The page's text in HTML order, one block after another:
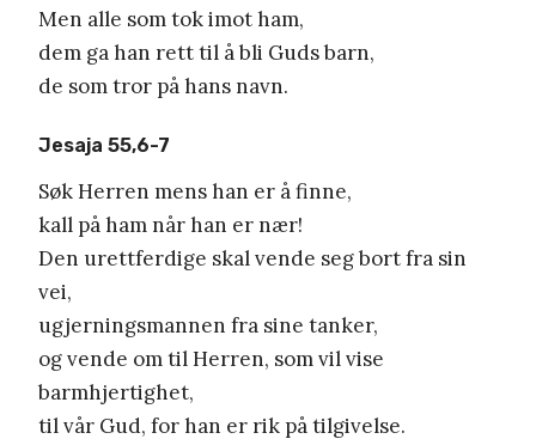
Men alle som tok imot ham,
dem ga han rett til å bli Guds barn,
de som tror på hans navn.
Jesaja 55,6-7
Søk Herren mens han er å finne,
kall på ham når han er nær!
Den urettferdige skal vende seg bort fra sin
vei,
ugjerningsmannen fra sine tanker,
og vende om til Herren, som vil vise
barmhjertighet,
til vår Gud, for han er rik på tilgivelse.